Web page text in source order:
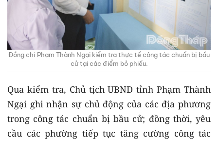
Đồng chí Phạm Thành Ngại kiểm tra thực tế công tác chuẩn bị bầu
cử tại các điểm bỏ phiếu.
Qua kiểm tra, Chủ tịch UBND tỉnh Phạm Thành
Ngại ghi nhận sự chủ động của các địa phương
trong công tác chuẩn bị bầu cử; đồng thời, yêu
cầu các phường tiếp tục tăng cường công tác